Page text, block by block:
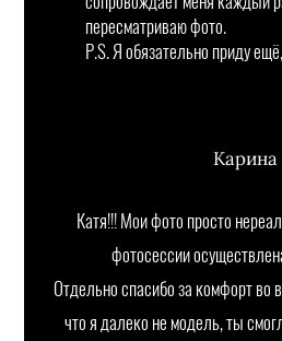
пересматриваю фото.
P.S. Я обязательно приду
Карина
Катя!!! Мои фото просто
фотосессии
Отдельно спасибо за комфорт во
что я далеко не модель, ты